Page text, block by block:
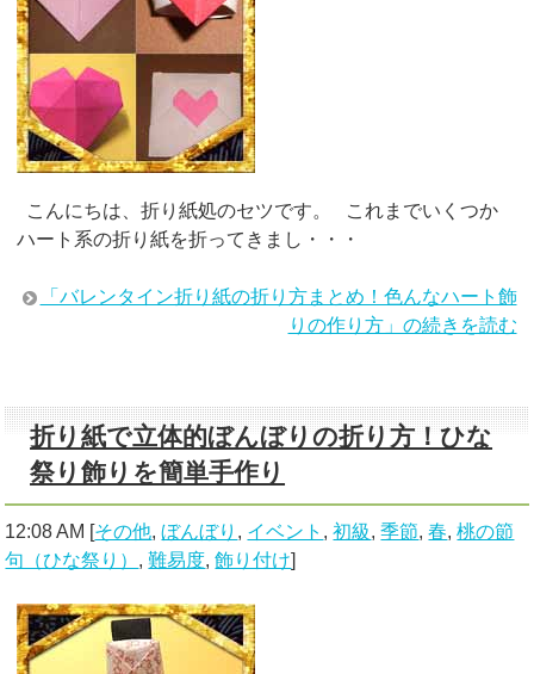
こんにちは、折り紙処のセツです。 これまでいくつか
ハート系の折り紙を折ってきまし・・・
「バレンタイン折り紙の折り方まとめ！色んなハート飾
りの作り方」の続きを読む
折り紙で立体的ぼんぼりの折り方！ひな
祭り飾りを簡単手作り
12:08 AM [その他,ぼんぼり , イベント ,初級,季節,春,桃の節
句（ひな祭り） ,難易度,飾り付け]